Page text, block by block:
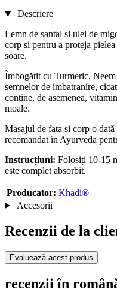
Descriere
Lemn de santal si ulei de
corp și pentru a proteja
soare.
Îmbogățit cu Turmeric,
semnelor de imbatranire,
contine, de asemenea,
moale.
Masajul de fata si corp o
recomandat în Ayurveda
Instrucțiuni: Folosiți 10-15
este complet absorbit.
Producator: Khadi®
Accesorii
Recenzii de la
Evaluează acest produs
recenzii în